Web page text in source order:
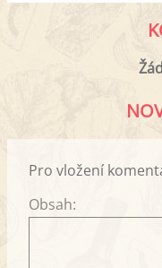
Pro vložení
Obsah: